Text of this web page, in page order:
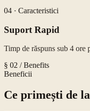
04 · Caracteristici
Suport Rapid
Timp de răspuns sub 4 ore
§ 02 / Benefits
Beneficii
Ce primești de